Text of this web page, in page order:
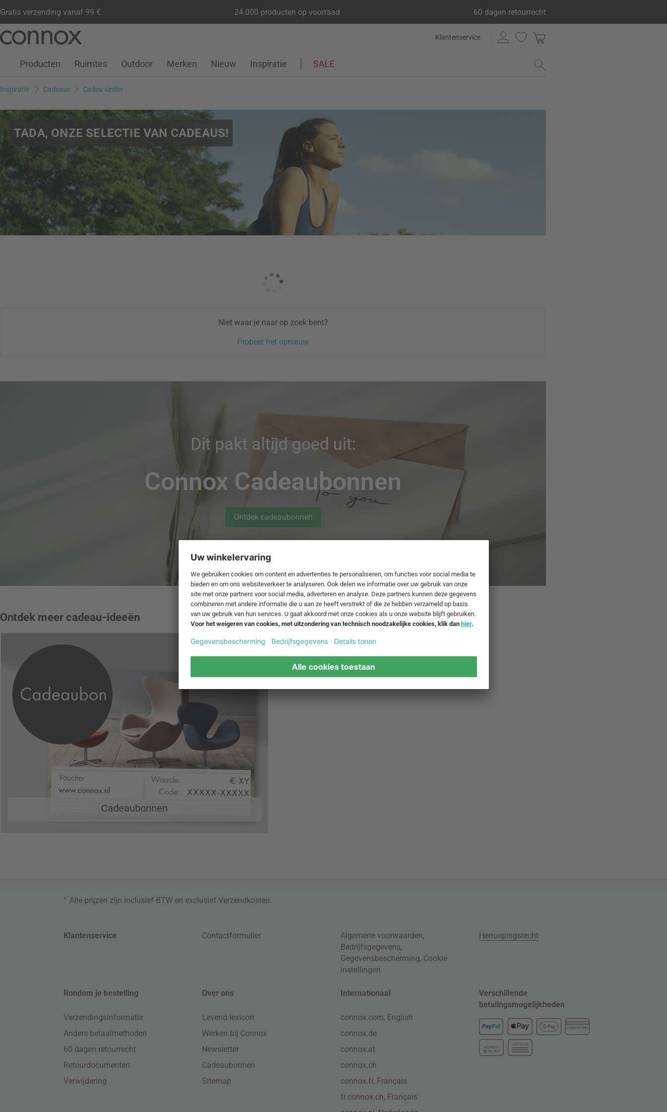
Gratis verzending vanaf 99 € 24.000 producten op voorraad 60 dagen retourrecht
pagina-
zoeken
Klantenservice
Klantenaccount
Verlanglijstje
Warenkorb
Producten Ruimtes Outdoor Merken Nieuw Inspiratie SALE
Inspiratie Cadeaus Cadeu vinder
TADA, ONZE SELECTIE VAN CADEAUS!
Niet waar je naar op zoek bent?
Probeer het opnieuw
Dit pakt altijd goed uit:
Connox Cadeaubonnen
Ontdek cadeaubonnen
Ontdek meer cadeau-ideeën
Cadeaubonnen
* Alle prijzen zijn inclusief BTW en exclusiefVerzendkosten
Klantenservice Contactformulier Algemene voorwaarden,
Bedrijfsgegevens,
Gegevensbescherming, Cookie
instellingen
Herroepingsrecht
Rondom je bestelling
Verzendingsinformatie
Andere betaalmethoden
60 dagen retourrecht
Retourdocumenten
Verwijdering
Over ons
Levend lexicon
Werken bij Connox
Newsletter
Cadeaubonnen
Sitemap
Internationaal
connox.com, English
connox.de
connox.at
connox.ch
connox.fr, Français
fr.connox.ch, Français
Verschillende
betalingsmogelijkheden
CREDITCARD
VOORUIT-
BETALING
FACTUUR